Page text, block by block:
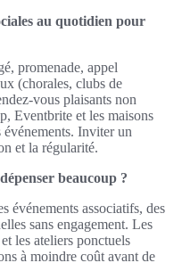
au quotidien pour
promenade, appel
(chorales, clubs de
vous plaisants non
Eventbrite et les maisons
événements. Inviter un
et la régularité.
beaucoup ?
événements associatifs, des
sans engagement. Les
les ateliers ponctuels
à moindre coût avant de